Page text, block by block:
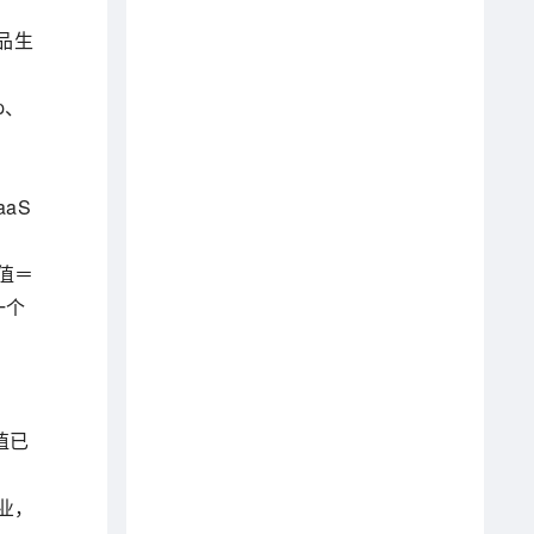
生
＝
个
已